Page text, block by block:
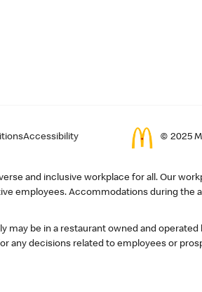
Accessibility © 2025
and inclusive workplace for all. Our
employees. Accommodations during the
be in a restaurant owned and
any decisions related to employees or